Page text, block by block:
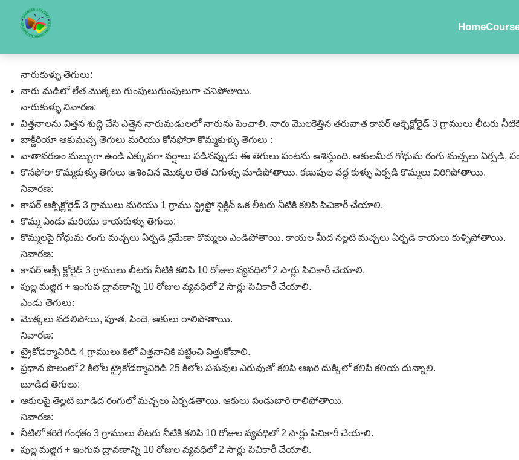
Home
నారుకుళ్ళు తెగులు:
నారు మడిలో లేత మొక్కలు గుంపులుగుంపులుగా చనిపోతాయి.
నారుకుళ్ళు నివారణ:
విత్తనాలను విత్తన శుద్ధి చేసి ఎత్తైన నారుమడులలో నారును పెంచాలి. నారు మొలకెత్తిన తరువాత కాపర్‌ ఆక్సిక్లోరైడ్‌ 3 గ్రాములు
బాక్టీరియా ఆకుమచ్చ తెగులు మరియు కోనఫోరా కొమ్మకుళ్ళు తెగులు :
వాతావరణం మబ్బుగా ఉండి ఎక్కువగా వర్షాలు పడినప్పుడు ఈ తెగులు పంటను ఆశిస్తుంది. ఆకులమీద గోధుమ రంగు మచ్చలు
కొనఫోరా కొమ్మకుళ్ళు తెగులు ఆశించిన మొక్కల లేత చిగుళ్ళు మాడిపోతాయి. కణుపుల వద్ద కుళ్ళు ఏర్పడి కొమ్మలు విరిగిపోతాయి.
నివారణ:
కాపర్‌ ఆక్సిక్లోరైడ్‌ 3 గ్రాములు మరియు 1 గ్రాము స్ట్రెప్టో సైక్లిన్‌ ఒక లీటరు నీటికి కలిపి పిచికారీ చేయాలి.
కొమ్మ ఎండు మరియు కాయకుళ్ళు తెగులు:
కొమ్మలపై గోధుమ రంగు మచ్చలు ఏర్పడి క్రమేణా కొమ్మలు ఎండిపోతాయి. కాయల మీద నల్లటి మచ్చలు ఏర్పడి కాయలు కుళ్ళిపోతాయి.
నివారణ:
కాపర్‌ ఆక్సీ క్లోరైడ్‌ 3 గ్రాములు లీటరు నీటికి కలిపి 10 రోజుల వ్యవధిలో 2 సార్లు పిచికారీ చేయాలి.
పుల్ల మజ్జిగ + ఇంగువ ద్రావణాన్ని 10 రోజుల వ్యవధిలో 2 సార్లు పిచికారీ చేయాలి.
ఎండు తెగులు:
మొక్కలు వడలిపోయి, పూత, పిందె, ఆకులు రాలిపోతాయి.
నివారణ:
ట్రైకోడర్మావిరిడి 4 గ్రాములు కిలో విత్తనానికి పట్టించి విత్తుకోవాలి.
ప్రధాన పొలంలో 2 కిలోల ట్రైకోడర్మావిరిడి 25 కిలోల పశువుల ఎరువుతో కలిపి ఆఖరి దుక్కిలో కలిపి కలియ దున్నాలి.
బూడిద తెగులు:
ఆకులపై తెల్లటి బూడిద రంగులో మచ్చలు ఏర్పడతాయి. ఆకులు పండుబారి రాలిపోతాయి.
నివారణ:
నీటిలో కరిగే గంధకం 3 గ్రాములు లీటరు నీటికి కలిపి 10 రోజుల వ్యవధిలో 2 సార్లు పిచికారీ చేయాలి.
పుల్ల మజ్జిగ + ఇంగువ ద్రావణాన్ని 10 రోజుల వ్యవధిలో 2 సార్లు పిచికారీ చేయాలి.